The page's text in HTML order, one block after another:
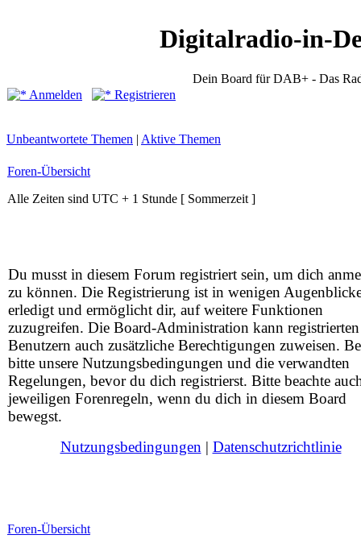
Digitalradio-in-
Dein Board für DAB+ - Das
Anmelden
Registrieren
Unbeantwortete Themen | Aktive Themen
Foren-Übersicht
Alle Zeiten sind UTC + 1 Stunde [ Sommerzeit ]
Du musst in diesem Forum registriert sein, um dich
zu können. Die Registrierung ist in wenigen
erledigt und ermöglicht dir, auf weitere Funktionen
zuzugreifen. Die Board-Administration kann registrierten
Benutzern auch zusätzliche Berechtigungen zuweisen.
bitte unsere Nutzungsbedingungen und die verwandten
Regelungen, bevor du dich registrierst. Bitte beachte
jeweiligen Forenregeln, wenn du dich in diesem Board
bewegst.
Nutzungsbedingungen | Datenschutzrichtlinie
Foren-Übersicht